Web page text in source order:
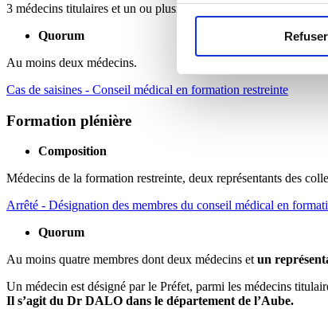
Refuser
3 médecins titulaires et un ou plusieurs médecins suppléants
Quorum
Au moins deux médecins.
Cas de saisines - Conseil médical en formation restreinte
Formation plénière
Composition
Médecins de la formation restreinte, deux représentants des
Arrêté - Désignation des membres du conseil médical en
Quorum
Au moins quatre membres dont deux médecins et un
Un médecin est désigné par le Préfet, parmi les médecins
Il s’agit du Dr DALO dans le département de l’Aube.